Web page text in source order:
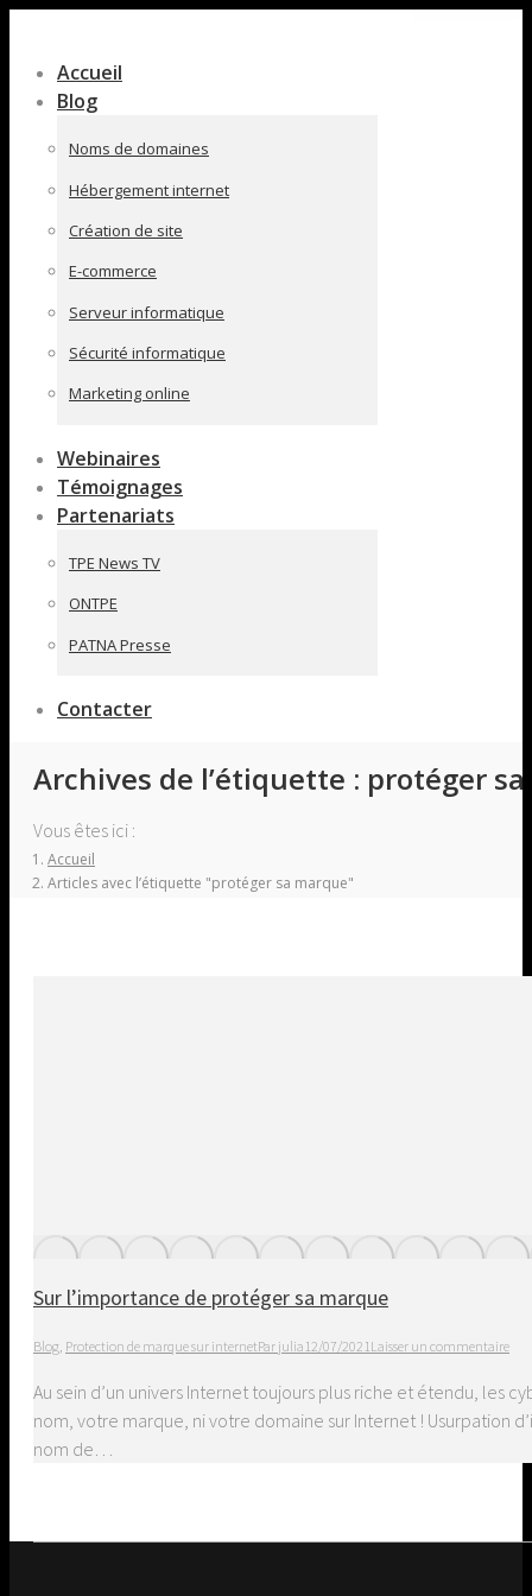
pleine
largeur
Accueil
Blog
Noms de domaines
Hébergement internet
Création de site
E-commerce
Serveur informatique
Sécurité informatique
Marketing online
Webinaires
Témoignages
Partenariats
TPE News TV
ONTPE
PATNA Presse
Contacter
Archives de l’étiquette : protéger
Vous êtes ici :
Accueil
Articles avec l’étiquette "protéger sa marque"
Sur l’importance de protéger sa marque
Blog Protection de marque sur internetPar julia 12/07/2021 Laisser un commentaire
Au sein d’un univers Internet toujours plus riche et étendu, les
nom, votre marque, ni votre domaine sur Internet ! Usurpation
nom de…